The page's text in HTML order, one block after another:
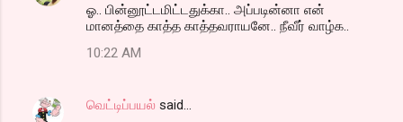
ஓ.. பின்னூட்டமிட்டதுக்கா.. அப்படின்னா என்
மானத்தை காத்த காத்தவராயனே.. நீவீர் வாழ்க..
10:22 AM
வெட்டிப்பயல் said…